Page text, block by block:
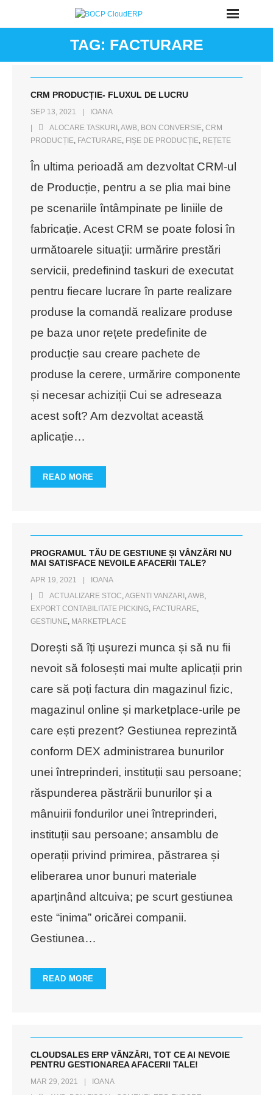
to
TAG: FACTURARE
CRM PRODUCȚIE- FLUXUL DE LUCRU
SEP 13, 2021
IOANA
ALOCARE TASKURI ,AWB, BON CONVERSIE, CRM
PRODUCȚIE, FACTURARE, FIȘE DE PRODUCȚIE, REȚETE
În ultima perioadă am dezvoltat CRM-ul
de Producție, pentru a se plia mai bine
pe scenariile întâmpinate pe liniile de
fabricație. Acest CRM se poate folosi în
următoarele situații: urmărire prestări
servicii, predefinind taskuri de executat
pentru fiecare lucrare în parte realizare
produse la comandă realizare produse
pe baza unor rețete predefinite de
producție sau creare pachete de
produse la cerere, urmărire componente
și necesar achiziții Cui se adreseaza
acest soft? Am dezvoltat această
aplicație…
READ MORE
PROGRAMUL TĂU DE GESTIUNE ȘI VÂNZĂRI NU
MAI SATISFACE NEVOILE AFACERII TALE?
APR 19, 2021
IOANA
ACTUALIZARE STOC,AGENTI VANZARI ,AWB,
EXPORT CONTABILITATE PICKING, FACTURARE,
GESTIUNE, MARKETPLACE
Dorești să îți ușurezi munca și să nu fii
nevoit să folosești mai multe aplicații prin
care să poți factura din magazinul fizic,
magazinul online și marketplace-urile pe
care ești prezent? Gestiunea reprezintă
conform DEX administrarea bunurilor
unei întreprinderi, instituții sau persoane;
răspunderea păstrării bunurilor și a
mânuirii fondurilor unei întreprinderi,
instituții sau persoane; ansamblu de
operații privind primirea, păstrarea și
eliberarea unor bunuri materiale
aparținând altcuiva; pe scurt gestiunea
este “inima” oricărei companii.
Gestiunea…
READ MORE
CLOUDSALES ERP VÂNZĂRI, TOT CE AI NEVOIE
PENTRU GESTIONAREA AFACERII TALE!
MAR 29, 2021
IOANA